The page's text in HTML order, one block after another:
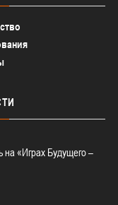
на «Играх Будущего –